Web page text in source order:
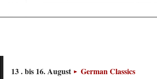
13 . bis 16. August German Classics